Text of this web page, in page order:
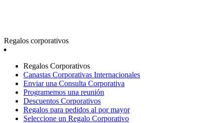
Regalos corporativos
Regalos Corporativos
Canastas Corporativas Internacionales
Enviar una Consulta Corporativa
Programemos una reunión
Descuentos Corporativos
Regalos para pedidos al por mayor
Seleccione un Regalo Corporativo